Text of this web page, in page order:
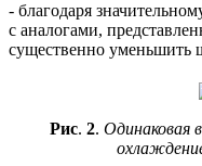
- благодаря
с аналогами,
существенно уменьшить
Рис. 2. Одинаковая